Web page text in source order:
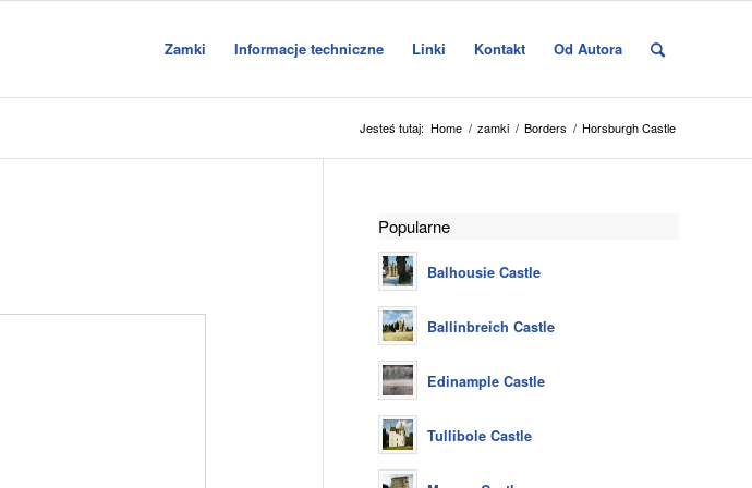
Zamki Informacje techniczne Linki Kontakt Od Autora
Jesteś tutaj: Home / zamki / Borders / Horsburgh Castle
Popularne
Balhousie Castle
Ballinbreich Castle
Edinample Castle
Tullibole Castle